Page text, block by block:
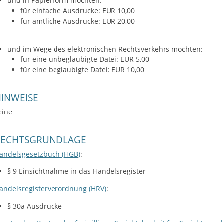
für einfache Ausdrucke: EUR 10,00
für amtliche Ausdrucke: EUR 20,00
und im Wege des elektronischen Rechtsverkehrs möchten:
für eine unbeglaubigte Datei: EUR 5,00
für eine beglaubigte Datei: EUR 10,00
(HGB):
§ 9 Einsichtnahme in das Handelsregister
(HRV):
§ 30a Ausdrucke